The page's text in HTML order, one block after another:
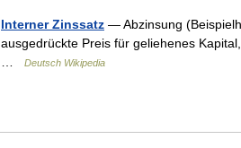
Interner Zinssatz — Abzinsung
ausgedrückte Preis für geliehenes
Deutsch Wikipedia